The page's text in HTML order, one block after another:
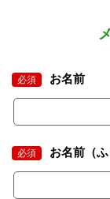
必須 お名前
必須 お名前（ふ